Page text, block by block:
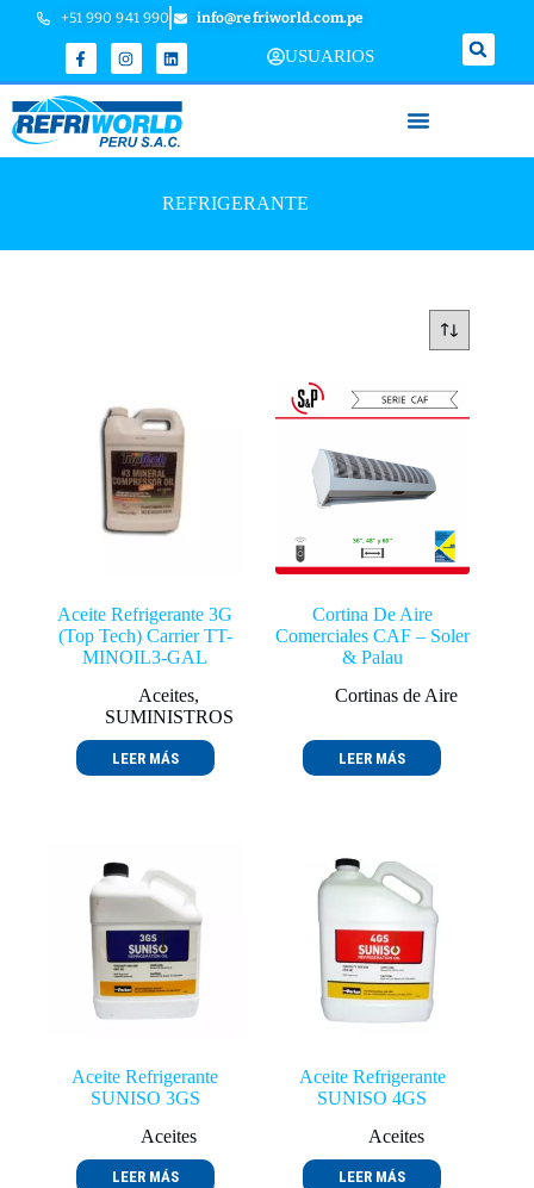
+51 990 941 990 info@refriworld.com.pe
USUARIOS
REFRIGERANTE
Aceite Refrigerante 3G
(Top Tech) Carrier TT-
MINOIL3-GAL
Aceites,
SUMINISTROS
LEER MÁS
Cortina De Aire
Comerciales CAF – Soler
& Palau
Cortinas de Aire
LEER MÁS
Aceite Refrigerante
SUNISO 3GS
Aceites
LEER MÁS
Aceite Refrigerante
SUNISO 4GS
Aceites
LEER MÁS